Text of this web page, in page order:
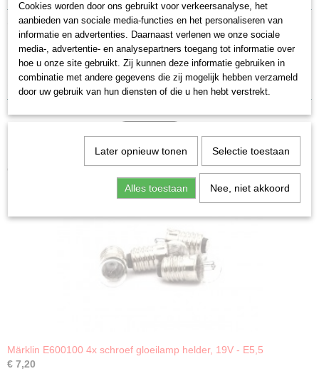
Productcode leverancier
E227430
Schaal
H0 (1:87)
Staat
Nieuw
Omschrijving
Märklin E227430 Lamphouder
1 stuks
Ook interessant
Märklin E600100 4x schroef gloeilamp helder, 19V - E5,5
€ 7,20
Cookies worden door ons gebruikt voor verkeersanalyse, het
aanbieden van sociale media-functies en het personaliseren van
informatie en advertenties. Daarnaast verlenen we onze sociale
media-, advertentie- en analysepartners toegang tot informatie over
hoe u onze site gebruikt. Zij kunnen deze informatie gebruiken in
combinatie met andere gegevens die zij mogelijk hebben verzameld
door uw gebruik van hun diensten of die u hen hebt verstrekt.
Later opnieuw tonen Selectie toestaan
Alles toestaan Nee, niet akkoord